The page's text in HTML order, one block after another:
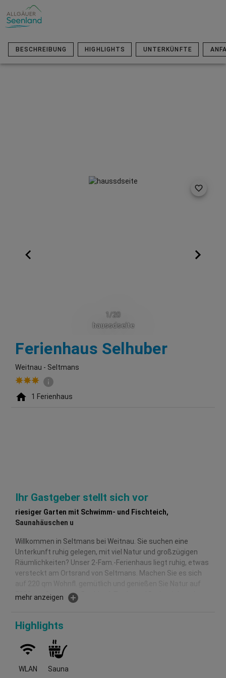
BESCHREIBUNG HIGHLIGHTS UNTERKÜNFTE
1/20
haussdseite
Ferienhaus Selhuber
Weitnau - Seltmans
1 Ferienhaus
Ihr Gastgeber stellt sich vor
riesiger Garten mit Schwimm- und Fischteich,
Saunahäuschen u
Willkommen in Seltmans bei Weitnau. Sie suchen eine
Unterkunft ruhig gelegen, mit viel Natur und großzügigen
Räumlichkeiten? Unser 2-Fam.-Ferienhaus liegt ruhig, etwas
versteckt am Ortsrand von Seltmans. Machen Sie es sich
auf 220 qm Wohnfl. gemütlich und genießen Sie Natur auf
5000 qm Garten mit Bachlauf, Fisch- und Badeteich und
Saunahaus. Neugierig geworden?
Willkommen in Seltmans einer Teilgemeinde von Weitnau.
Natur genießen und es sich in großzügigen Räumlichkeiten
gemütlich machen. Dann sind Sie bei uns richtig. Unser 2-
Familien-Ferienhaus liegt am Ortsrand von Seltmans, etwas
mehr anzeigen
Highlights
WLAN Sauna